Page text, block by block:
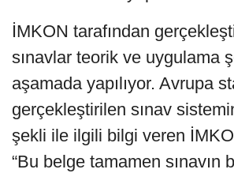
İMKON tarafından
sınavlar teorik ve uygulama
aşamada yapılıyor. Avrupa
gerçekleştirilen sınav
şekli ile ilgili bilgi veren
“Bu belge tamamen sınavın